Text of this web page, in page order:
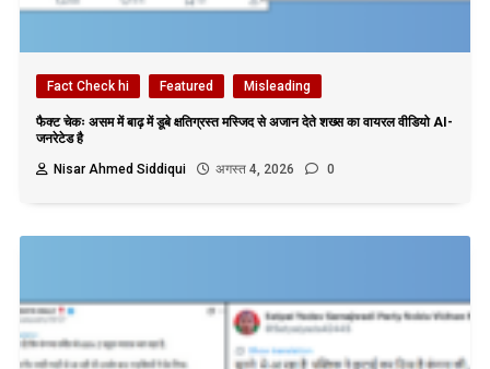
Fact Check hi Featured Misleading
फैक्ट चेकः असम में बाढ़ में डूबे क्षतिग्रस्त मस्जिद से अजान देते शख्स का वायरल वीडियो AI-
जनरेटेड है
Nisar Ahmed Siddiqui
अगस्त 4, 2026 0